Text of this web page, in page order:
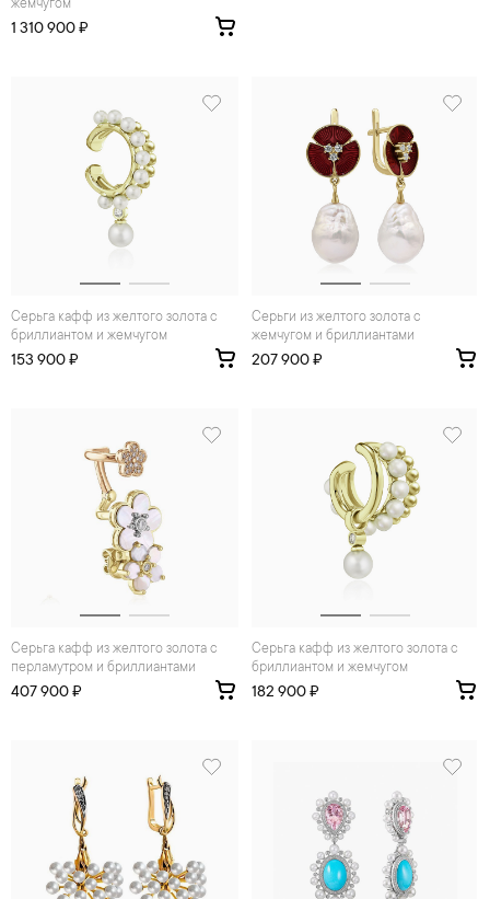
жемчугом
1 310 900 ₽
Серьга кафф из желтого золота с
бриллиантом и жемчугом
153 900 ₽
Серьги из желтого золота с
жемчугом и бриллиантами
207 900 ₽
Серьга кафф из желтого золота с
перламутром и бриллиантами
407 900 ₽
Серьга кафф из желтого золота с
бриллиантом и жемчугом
182 900 ₽